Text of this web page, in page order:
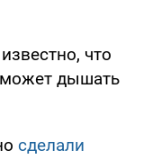
что
дышать
сделали